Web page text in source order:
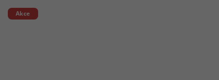
Akce